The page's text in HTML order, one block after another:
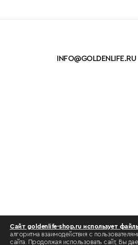
INFO@GOLDENLIFE.RU
Сайт goldenlife-shop.ru использует
алгоритма взаимодействия с
сайта. Продолжая использовать сайт, Вы